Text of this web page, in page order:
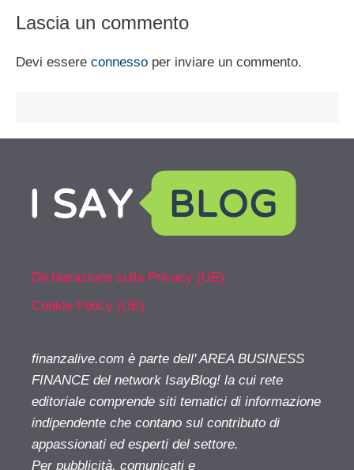
Lascia un commento
Devi essere connesso per inviare un commento.
Dichiarazione sulla Privacy (UE)
Cookie Policy (UE)
finanzalive.com è parte dell' AREA BUSINESS
FINANCE del network IsayBlog! la cui rete
editoriale comprende siti tematici di informazione
indipendente che contano sul contributo di
appassionati ed esperti del settore.
Per pubblicità, comunicati e